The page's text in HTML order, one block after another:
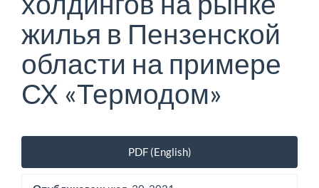
жилья в Пензенской
области на примере
СХ «Термодом»
Боковая
панель
PDF (English)